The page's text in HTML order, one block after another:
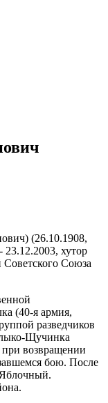
(26.10.1908,
23.12.2003, хутор
Союза
(40-я армия,
разведчиков
Щучинка
при возвращении
бою. После